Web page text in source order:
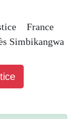
France
Simbikangwa